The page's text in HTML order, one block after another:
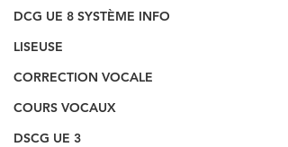
DCG UE 8 SYSTÈME INFO
LISEUSE
CORRECTION VOCALE
COURS VOCAUX
DSCG UE 3